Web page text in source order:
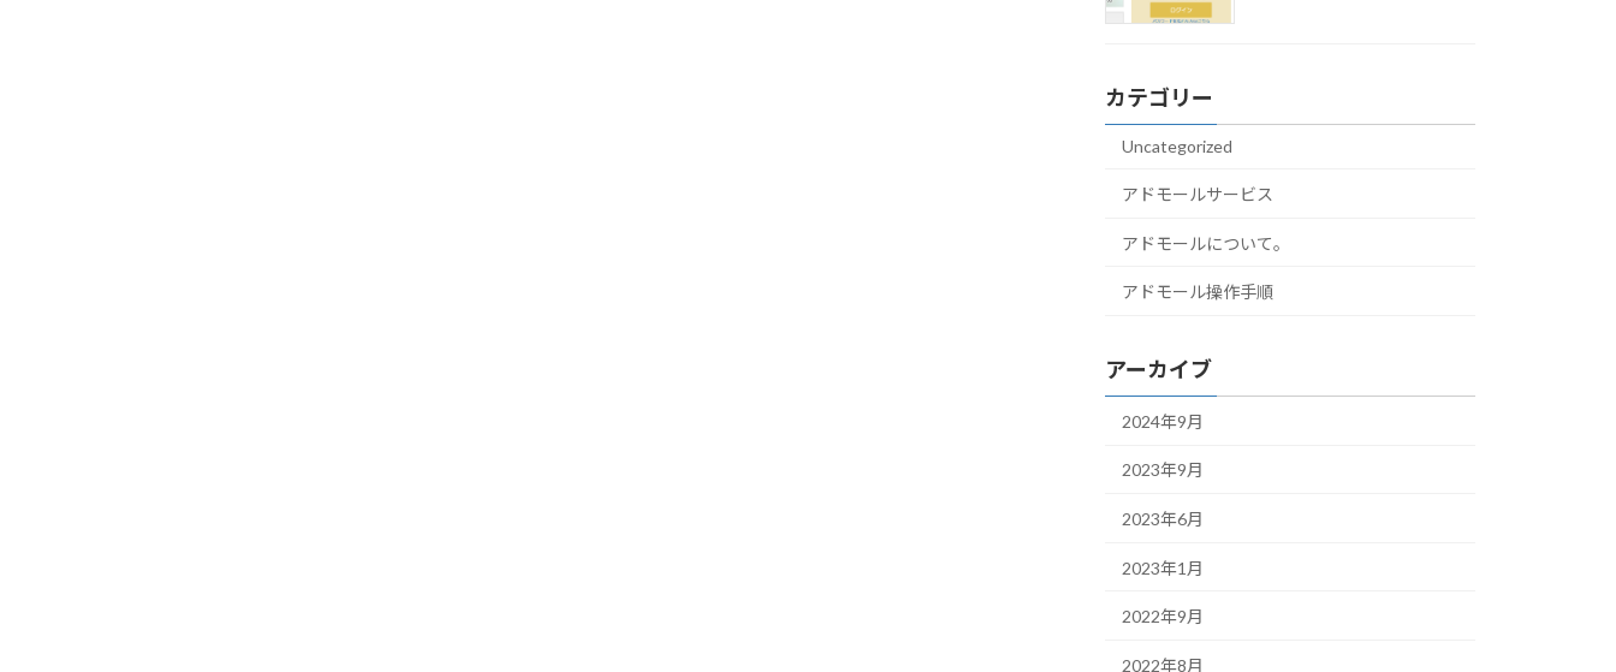
カテゴリー
Uncategorized
アドモールサービス
アドモールについて。
アドモール操作手順
アーカイブ
2024年9月
2023年9月
2023年6月
2023年1月
2022年9月
2022年8月